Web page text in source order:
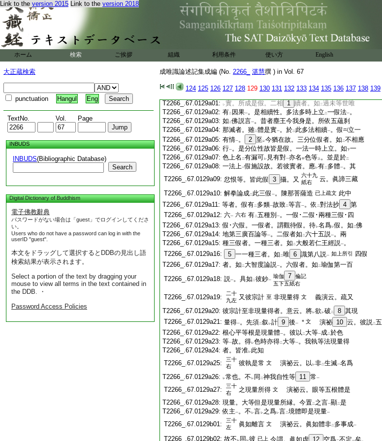
Link to the version 2015 Link to the version 2018
ホーム 検索 ご挨拶 組織 利用条件 使い方 English
大正蔵検索
punctuation Hangul Eng
TextNo. Vol. Page
INBUDS
INBUDS(Bibliographic Database)
Search
Digital Dictionary of Buddhism
電子佛教辭典
パスワードがない場合は「guest」でログインしてくださ
い。
Users who do not have a password can log in with the
userID "guest".
本文をドラッグして選択するとDDBの見出し語
検索結果が表示されます。
Select a portion of the text by dragging your
mouse to view all terms in the text contained in
the DDB. ・
Password Access Policies
成唯識論述記集成編 (No. 2266_ 湛慧撰 ) in Vol. 67
124 125 126 127 128 129 130 131 132 133 134 135 136 137 138 139
T2266_.67.0128c21:集假。三分位假。疏以皆生故者。意説。四大五
T2266_.67.0128c22: 塵皆是生滅無常。不 同 三數論許二大等一一法
T2266_.67.0128c23: 皆多事共成 故有レ 別也 ＊文 演祕云。問。此論下
云二是聚集假豈不二 相違。答。此依 未滅一。約 レ時
言 之名 相續假 。彼據 積 集多法 以成 故不
T2266_.67.0128c26:
レ違也 三假者 10 於第八論一 三十八紙右
六十七
T2266_.67.0128c29: 等 。是聚集法多法一時所 集成 故。能集成雖
T2266_.67.0129a01:
レ實。所成是假。二相 1 續者。如三過未等世唯
T2266_.67.0129a02: 有二 因果一。是相續性。多法多時上立 二一假法一。
T2266_.67.0129a03: 如 二佛説言一。昔者塵王今我身是。所依五蘊刹
T2266_.67.0129a04: 那滅者。雖二體是實一。於二 此多法相續一。假
立一
T2266_.67.0129a05: 有情一。 2 至 レ今猶在故。三分位假者。如 二不相應
T2266_.67.0129a06: 行一。是分位性故皆是假。一法一時上立。如下一
T2266_.67.0129a07: 色上名 二有漏可レ 見有對一亦名 中色等 上 。並是於二
T2266_.67.0129a08: 一法上一假施設故。若彼實者。應レ有二 多體一。其
T2266_.67.0129a09: 忿恨等。皆此假 3 攝。又
六十九
紙右
云。眞諦三藏
T2266_.67.0129a10: 解拳論成二 此三假 一。陳那菩薩造 已上疏文 此中
T2266_.67.0129a11: 等者。假有二 多類一故致二等言一。依 二對法抄 4 第
T2266_.67.0129a12: 六一 六右 有二五種別 一。一假･二假･兩種三假･四
T2266_.67.0129a13:假･六假。一假者。謂觀待假。待レ名爲レ假。如 二佛
T2266_.67.0129a14: 地第三廣百論等一。二假者如 二六十五説一。兩
T2266_.67.0129a15: 種三假者。一種三者。如 二 大般若仁王經説一。
T2266_.67.0129a16:
5 一一種三者。如 二唯 6 識第八説一 如上所引 四假
T2266_.67.0129a17: 者。如 二 大智度論説一。六假者。如 二瑜伽第一百
T2266_.67.0129a18: 説一。具如 二彼鈔一
瑜伽 7
倫記
五下五紙右
T2266_.67.0129a19:
二十
九左 又彼宗計 至 非現量得 文
義演云。疏又
T2266_.67.0129a20: 彼宗計至非現量得者。意云。將レ欲 レ破 二 8 其現
T2266_.67.0129a21: 量得一。先須二叙 レ計 9 後一 ＊文 演祕 10 云。彼説二五
T2266_.67.0129a22: 根心平等根是現量體一。彼以 二 大等一成二於色
T2266_.67.0129a23: 等一故。得レ色時亦得二 大等一。我執等法現量得
T2266_.67.0129a24: 者。皆准レ此知
T2266_.67.0129a25:
三十
右
彼執是常 文 演祕云。以 レ非二生滅一名爲
T2266_.67.0129a26:
レ常也。不 レ 同 二神我自性等 11 常一
T2266_.67.0129a27:
三十
右
之現量所得 文
演祕云。眼等五根體是
T2266_.67.0129a28: 現量。大等但是現量所縁。今置二 之言一顯二是
T2266_.67.0129a29:依主一。不 レ言レ之爲レ言二境體即是現量一
T2266_.67.0129b01:
三十
左
眞如離言 文 演祕云。眞如體非二 多事成一
T2266_.67.0129b02: 故不 レ 同 レ彼 已上 今謂。眞如虚 12 空爲 不定 矣。